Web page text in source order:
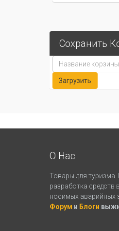
Сохранить
О Нас
Товары для туризма.
разработка средств
носимых аварийных
Форум и Блоги